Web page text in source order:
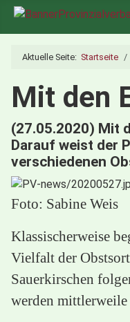
Aktuelle Seite: Startseite
Mit den
(27.05.2020) Mit
Darauf weist der
verschiedenen
Foto: Sabine Weis
Klassischerweise
Vielfalt der
Sauerkirschen
werden